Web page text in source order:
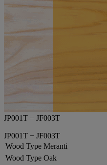
JP001T + JF003T
JP001T + JF003T
Wood Type Meranti
Wood Type Oak